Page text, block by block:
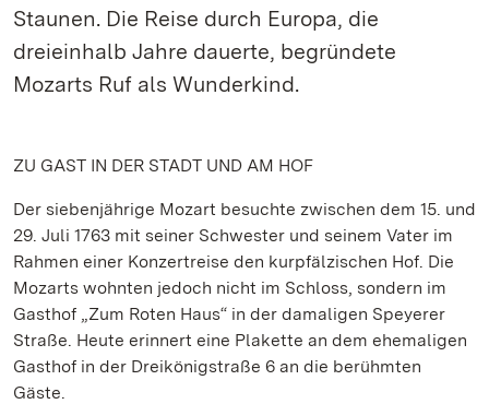
Staunen. Die Reise durch Europa, die
dreieinhalb Jahre dauerte, begründete
Mozarts Ruf als Wunderkind.
ZU GAST IN DER STADT UND AM HOF
Der siebenjährige Mozart besuchte zwischen dem 15. und
29. Juli 1763 mit seiner Schwester und seinem Vater im
Rahmen einer Konzertreise den kurpfälzischen Hof. Die
Mozarts wohnten jedoch nicht im Schloss, sondern im
Gasthof „Zum Roten Haus“ in der damaligen Speyerer
Straße. Heute erinnert eine Plakette an dem ehemaligen
Gasthof in der Dreikönigstraße 6 an die berühmten
Gäste.